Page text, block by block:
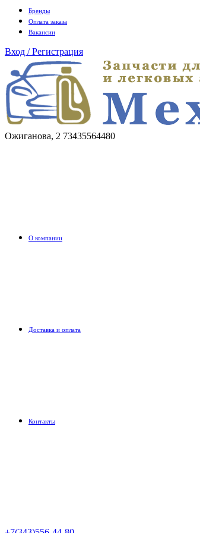
Бренды
Оплата заказа
Вакансии
Вход / Регистрация
Ожиганова, 2 73435564480
О компании
Доставка и оплата
Контакты